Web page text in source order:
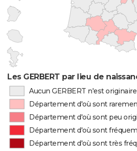
Les GERBERT par lieu de
Aucun GERBERT n'est
Département d'où sont
Département d'où sont peu
Département d'où sont
Département d'où sont très